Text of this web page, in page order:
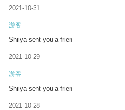
2021-10-31
游客
Shriya sent you a frien
2021-10-29
游客
Shriya sent you a frien
2021-10-28